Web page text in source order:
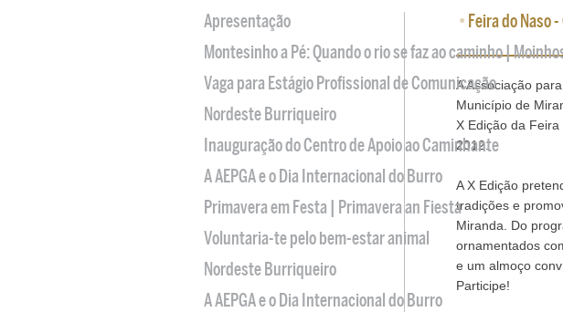
• Feira do Naso
A Associação
Município de
X Edição da
2012.
A X Edição
tradições e
Miranda. Do
ornamentados
e um almoço
Participe!
Apresentação
Montesinho a Pé: Quando o rio se faz ao caminho |
Vaga para Estágio Profissional de Comunicação
Nordeste Burriqueiro
Inauguração do Centro de Apoio ao Caminhante
A AEPGA e o Dia Internacional do Burro
Primavera em Festa | Primavera an Fiesta
Voluntaria-te pelo bem-estar animal
Nordeste Burriqueiro
A AEPGA e o Dia Internacional do Burro